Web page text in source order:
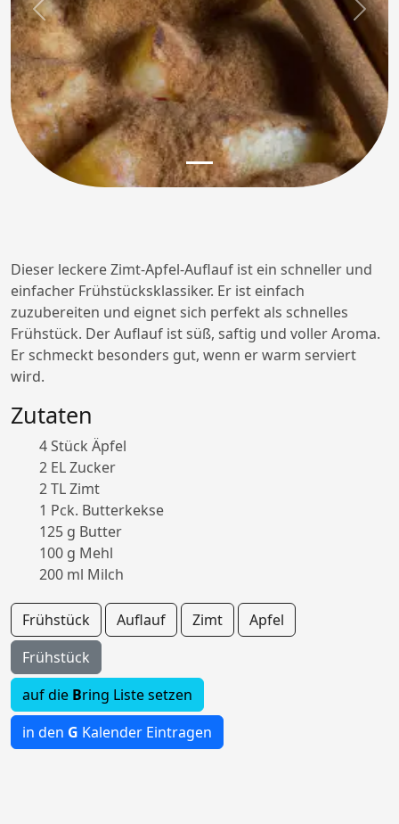
Previous Next
Dieser leckere Zimt-Apfel-Auflauf ist ein schneller und
einfacher Frühstücksklassiker. Er ist einfach
zuzubereiten und eignet sich perfekt als schnelles
Frühstück. Der Auflauf ist süß, saftig und voller Aroma.
Er schmeckt besonders gut, wenn er warm serviert
wird.
Zutaten
4 Stück Äpfel
2 EL Zucker
2 TL Zimt
1 Pck. Butterkekse
125 g Butter
100 g Mehl
200 ml Milch
Frühstück Auflauf Zimt
Apfel
Frühstück
auf die Bring Liste setzen
in den G Kalender Eintragen